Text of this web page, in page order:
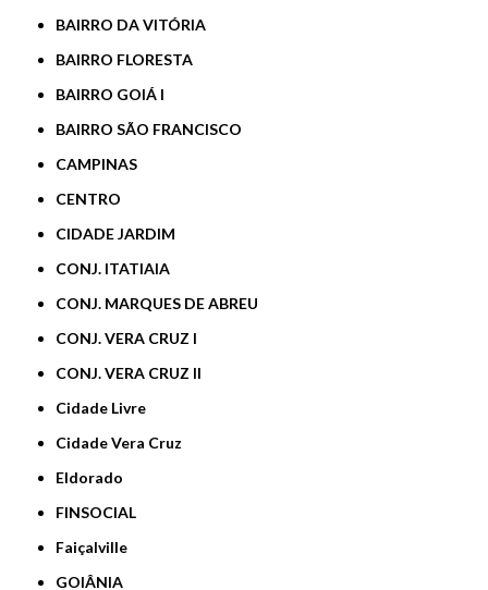
BAIRRO DA VITÓRIA
BAIRRO FLORESTA
BAIRRO GOIÁ I
BAIRRO SÃO FRANCISCO
CAMPINAS
CENTRO
CIDADE JARDIM
CONJ. ITATIAIA
CONJ. MARQUES DE ABREU
CONJ. VERA CRUZ I
CONJ. VERA CRUZ II
Cidade Livre
Cidade Vera Cruz
Eldorado
FINSOCIAL
Faiçalville
GOIÂNIA